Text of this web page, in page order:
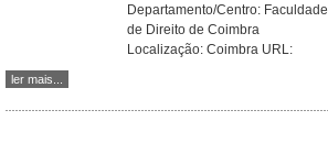
Departamento/Centro: Faculdade
de Direito de Coimbra
Localização: Coimbra URL:
ler mais...